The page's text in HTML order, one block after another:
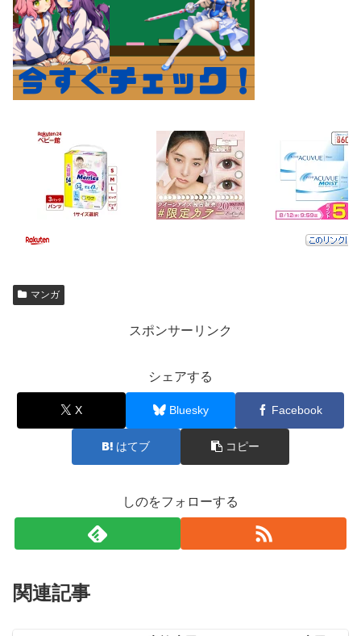
マンガ
スポンサーリンク
シェアする
X Bluesky Facebook
はてブ コピー
しのをフォローする
関連記事